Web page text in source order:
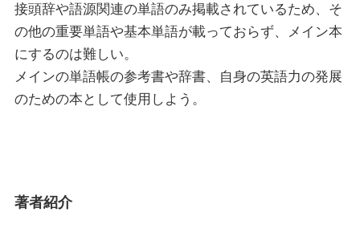
接頭辞や語源関連の単語のみ掲載されているため、そ
の他の重要単語や基本単語が載っておらず、メイン本
にするのは難しい。
メインの単語帳の参考書や辞書、自身の英語力の発展
のための本として使用しよう。
著者紹介